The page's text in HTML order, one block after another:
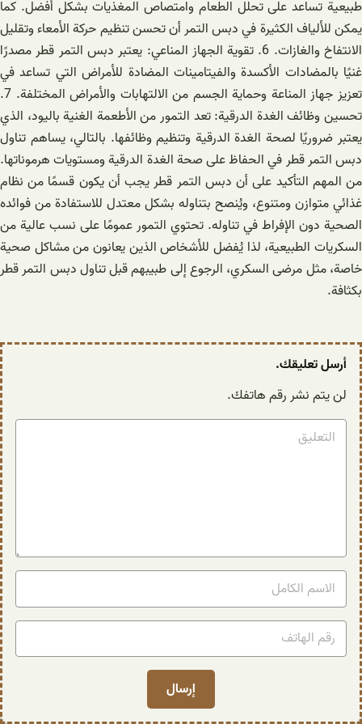
طبيعية تساعد على تحلل الطعام وامتصاص المغذيات بشكل أفضل. كما
يمكن للألياف الكثيرة في دبس التمر أن تحسن تنظيم حركة الأمعاء وتقليل
الانتفاخ والغازات. 6. تقوية الجهاز المناعي: يعتبر دبس التمر قطر مصدرًا
غنيًا بالمضادات الأكسدة والفيتامينات المضادة للأمراض التي تساعد في
تعزيز جهاز المناعة وحماية الجسم من الالتهابات والأمراض المختلفة. 7.
تحسين وظائف الغدة الدرقية: تعد التمور من الأطعمة الغنية باليود، الذي
يعتبر ضروريًا لصحة الغدة الدرقية وتنظيم وظائفها. بالتالي، يساهم تناول
دبس التمر قطر في الحفاظ على صحة الغدة الدرقية ومستويات هرموناتها.
من المهم التأكيد على أن دبس التمر قطر يجب أن يكون قسمًا من نظام
غذائي متوازن ومتنوع، ويُنصح بتناوله بشكل معتدل للاستفادة من فوائده
الصحية دون الإفراط في تناوله. تحتوي التمور عمومًا على نسب عالية من
السكريات الطبيعية، لذا يُفضل للأشخاص الذين يعانون من مشاكل صحية
خاصة، مثل مرضى السكري، الرجوع إلى طبيبهم قبل تناول دبس التمر قطر
بكثافة.
أرسل تعليقك.
لن يتم نشر رقم هاتفك.